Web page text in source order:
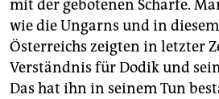
mit der gebotenen Schärfe.
wie die Ungarns und in
Österreichs zeigten in letzter
Verständnis für Dodik und
Das hat ihn in seinem Tun